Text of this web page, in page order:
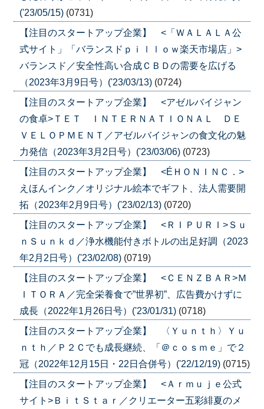
('23/05/15) (0731)
【注目のスタートアップ企業】 <「ＷＡＬＡＬＡ公
式サイト」「バランスドｐｉｌｌｏｗ楽天市場店」>
バランスド／安全性高い合成ＣＢＤの需要を広げる
（2023年3月9日号）('23/03/13) (0724)
【注目のスタートアップ企業】 <アゼルバイジャン
の食卓>ＴＥＴ ＩＮＴＥＲＮＡＴＩＯＮＡＬ ＤＥ
ＶＥＬＯＰＭＥＮＴ／アゼルバイジャンの食文化の魅
力発信（2023年3月2日号）('23/03/06) (0723)
【注目のスタートアップ企業】 <ÉＨＯＮＩＮＣ．>
えほんインク／オリジナル絵本でギフト、法人需要開
拓（2023年2月9日号）('23/02/13) (0720)
【注目のスタートアップ企業】 <ＲＩＰＵＲＩ>Ｓｕ
ｎＳｕｎｋｄ／浄水機能付きボトルの出足好調（2023
年2月2日号）('23/02/08) (0719)
【注目のスタートアップ企業】 <ＣＥＮＺＢＡＲ>Ｍ
ＩＴＯＲＡ／完全栄養食で”世界初”、広告費かけずに
成長（2022年1月26日号）('23/01/31) (0718)
【注目のスタートアップ企業】 〈Ｙｕｎｔｈ〉Ｙｕ
ｎｔｈ／Ｐ２Ｃでも成長継続、「＠ｃｏｓｍｅ」で２
冠（2022年12月15日・22日合併号）('22/12/19) (0715)
【注目のスタートアップ企業】 <Ａｒｍｕｊｅ公式
サイト>ＢｉｔＳｔａｒ／クリエーター五彩緋夏のメ